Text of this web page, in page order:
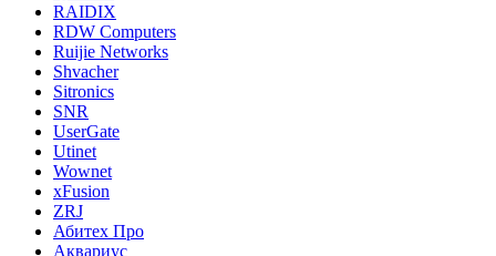
RAIDIX
RDW Computers
Ruijie Networks
Shvacher
Sitronics
SNR
UserGate
Utinet
Wownet
xFusion
ZRJ
Абитех Про
Аквариус